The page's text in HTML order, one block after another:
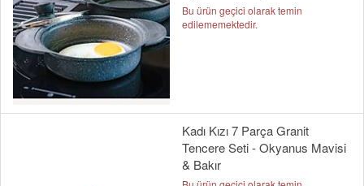
Bu ürün geçici olarak temin
edilememektedir.
Kadı Kızı 7 Parça Granit
Tencere Seti - Okyanus Mavisi
& Bakır